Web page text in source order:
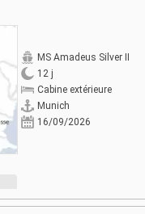
MS Amadeus Silver II
12 j
Cabine extérieure
Munich
16/09/2026